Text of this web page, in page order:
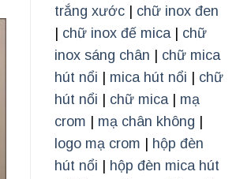
trắng xước| chữ inox đen
chữ inox đế mica| chữ
inox sáng chân
chữ mica
hút nổi
mica hút nổi
chữ
hút nổi
chữ mica| mạ
crom
mạ chân không
logo mạ crom
hộp đèn
hút nổi
hộp đèn mica hút